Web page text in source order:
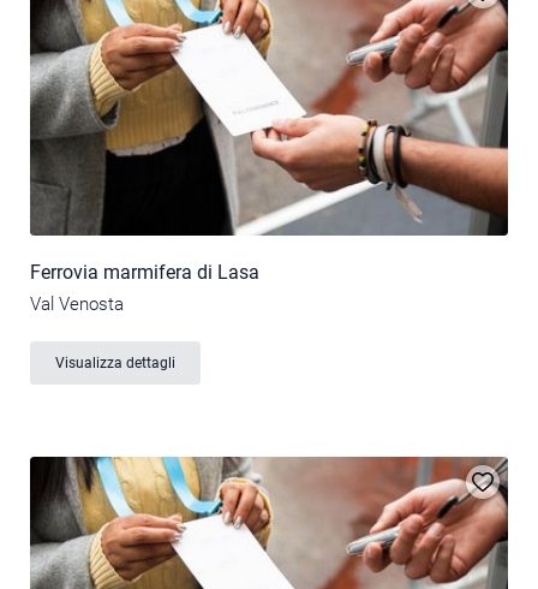
Ferrovia marmifera di Lasa
Val Venosta
Visualizza dettagli